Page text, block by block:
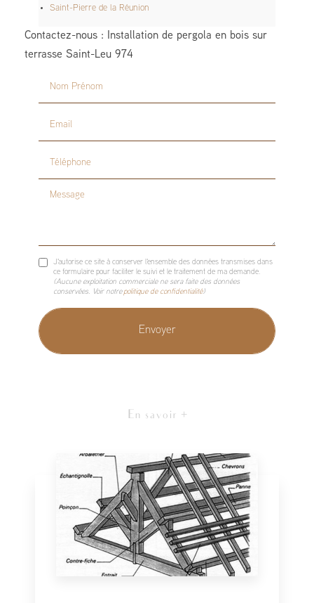
Saint-Pierre de la Réunion
Contactez-nous : Installation de pergola en bois sur
terrasse Saint-Leu 974
Nom Prénom
Email
Téléphone
Message
J'autorise ce site à conserver l'ensemble des données transmises dans
ce formulaire pour faciliter le suivi et le traitement de ma demande.
(Aucune exploitation commerciale ne sera faite des données
conservées. Voir notre politique de confidentialité)
En savoir +